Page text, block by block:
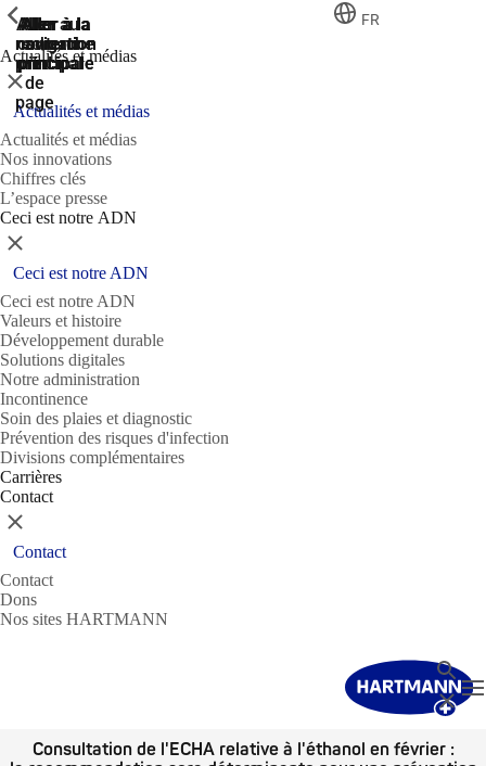
Aller à la
recherche
Aller à la
navigation
principale
Aller à la
navigation
principale
Aller au
contenu
principal
Aller
au
pied
de
page
FR
Actualités et médias
ShowPrevious
Fermer
Actualités et médias
Actualités et médias
Nos innovations
Chiffres clés
L’espace presse
Ceci est notre ADN
ShowPrevious
Fermer
Ceci est notre ADN
Ceci est notre ADN
Valeurs et histoire
Développement durable
Solutions digitales
Notre administration
Incontinence
Soin des plaies et diagnostic
Prévention des risques d'infection
Divisions complémentaires
Carrières
Contact
ShowPrevious
Fermer
Contact
Contact
Dons
Nos sites HARTMANN
Fermer
Consultation de l'ECHA relative à l'éthanol en février :